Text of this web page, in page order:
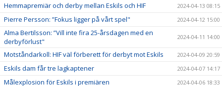
Hemmapremiär och derby mellan Eskils och HIF 2024-04-13 08:15
Pierre Persson: ”Fokus ligger på vårt spel" 2024-04-12 15:00
Alma Bertilsson: ”Vill inte fira 25-årsdagen med en
derbyförlust"
2024-04-11 14:00
Motståndarkoll: HIF väl förberett för derbyt mot Eskils 2024-04-09 20:59
Eskils dam får tre lagkaptener 2024-04-07 14:17
Målexplosion för Eskils i premiären 2024-04-06 18:33